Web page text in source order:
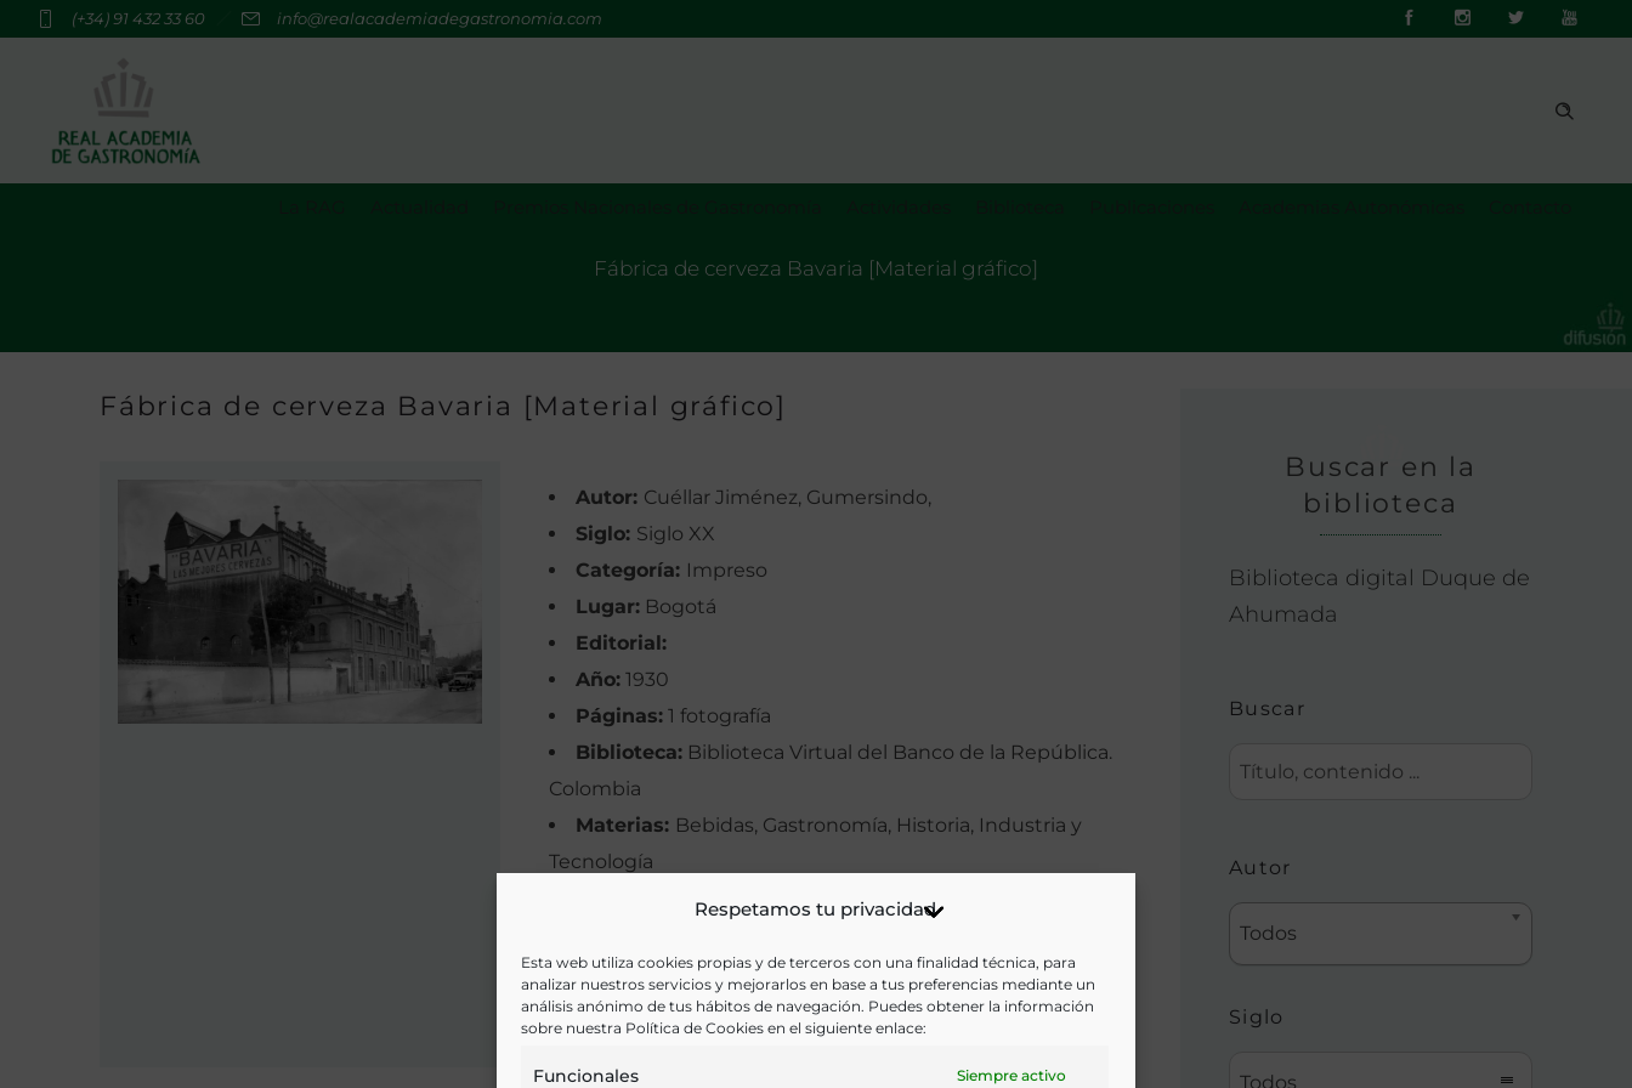
Respetamos tu privacidad
Esta web utiliza cookies propias y de terceros con una finalidad técnica, para
analizar nuestros servicios y mejorarlos en base a tus preferencias mediante un
análisis anónimo de tus hábitos de navegación. Puedes obtener la información
sobre nuestra Política de Cookies en el siguiente enlace:
Funcionales Siempre activo
(+34) 91 432 33 60 info@realacademiadegastronomia.com
Fábrica de cerveza Bavaria [Material gráfico]
Fábrica de cerveza Bavaria [Material gráfico]
Autor: Cuéllar Jiménez, Gumersindo,
Siglo: Siglo XX
Categoría: Impreso
Lugar: Bogotá
Editorial:
Año: 1930
Páginas: 1 fotografía
Biblioteca: Biblioteca Virtual del Banco de la República.
Colombia
Materias: Bebidas, Gastronomía, Historia, Industria y
Tecnología
Palabras clave:
Bogotá, Cerveza, Colombia, Fábricas,
Idioma:Castelleno
Ir a versión electrónica
Buscar en la
biblioteca
Biblioteca digital Duque de
Ahumada
Buscar
Autor
Todos
Siglo
Todos